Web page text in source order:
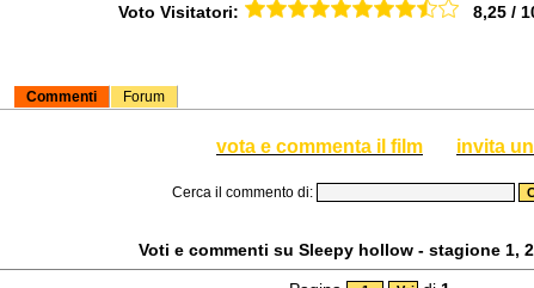
Voto Visitatori: 8,25 /
Commenti Forum
vota e commenta il film invita
Cerca il commento di:
Voti e commenti su Sleepy hollow - stagione 1,